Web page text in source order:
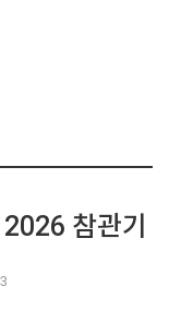
참관기